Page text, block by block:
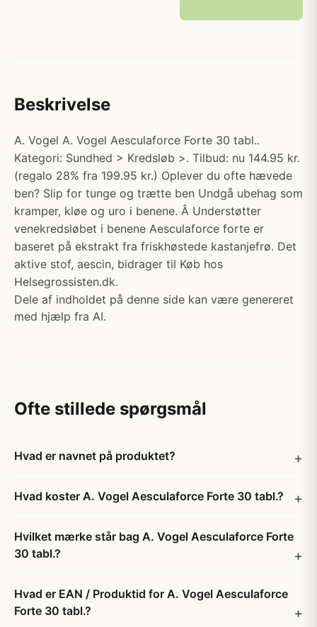
Beskrivelse
A. Vogel A. Vogel Aesculaforce Forte 30 tabl..
Kategori: Sundhed > Kredsløb >. Tilbud: nu 144.95 kr.
(regalo 28% fra 199.95 kr.) Oplever du ofte hævede
ben? Slip for tunge og trætte ben Undgå ubehag som
kramper, kløe og uro i benene. Â Understøtter
venekredsløbet i benene Aesculaforce forte er
baseret på ekstrakt fra friskhøstede kastanjefrø. Det
aktive stof, aescin, bidrager til Køb hos
Helsegrossisten.dk.
Dele af indholdet på denne side kan være genereret
med hjælp fra AI.
Ofte stillede spørgsmål
Hvad er navnet på produktet?
Hvad koster A. Vogel Aesculaforce Forte 30 tabl.?
Hvilket mærke står bag A. Vogel Aesculaforce Forte
30 tabl.?
Hvad er EAN / Produktid for A. Vogel Aesculaforce
Forte 30 tabl.?